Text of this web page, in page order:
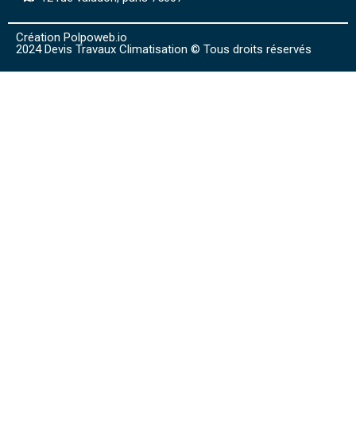
Création Polpoweb.io
2024 Devis Travaux Climatisation © Tous droits réservés